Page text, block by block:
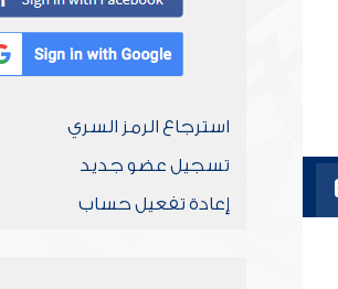
استرجاع الرمز السري
تسجيل عضو جديد
إعادة تفعيل حساب